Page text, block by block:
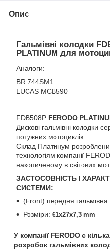
Опис
Гальмівні колодки
PLATINUM для
Аналоги:
BR 744SM1
LUCAS MCB590
FDB508P FERODO
Дискові гальмівні колодки
потужних мотоциклів.
Склад Платинум
технологіям компанії
накопиченому в світових
ЗАСТОСОВНІСТЬ І
СИСТЕМИ:
(Front) передня гальмівна
Розміри: 61x27x7,3 mm
У компанії FERODO є
розробок гальмівних